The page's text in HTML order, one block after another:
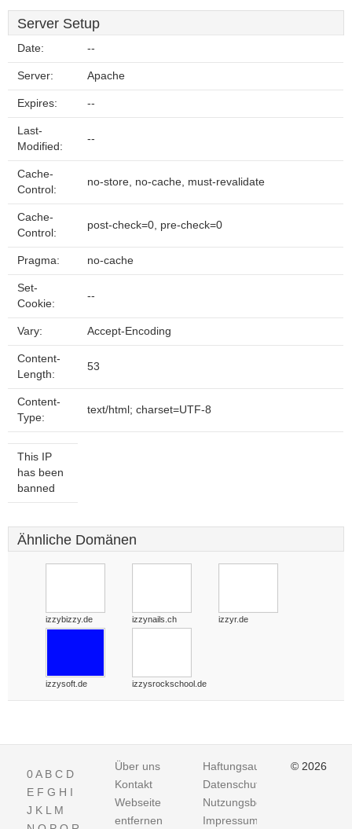
Server Setup
Date: --
Server: Apache
Expires: --
Last-
Modified:
--
Cache-
Control:
no-store, no-cache, must-revalidate
Cache-
Control:
post-check=0, pre-check=0
Pragma: no-cache
Set-
Cookie:
--
Vary: Accept-Encoding
Content-
Length:
53
Content-
Type:
text/html; charset=UTF-8
This IP
has been
banned
Ähnliche Domänen
izzybizzy.de izzynails.ch izzyr.de
izzysoft.de izzysrockschool.de
0A B C D
E F G H I
J K L M
Über uns
Kontakt
Webseite
entfernen
Haftungsausschluss
Datenschutz
Nutzungsbedingungen
Impressum
© 2026